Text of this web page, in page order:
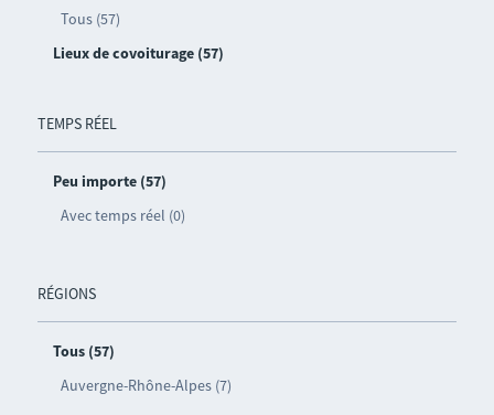
Tous (57)
Lieux de covoiturage (57)
TEMPS RÉEL
Peu importe (57)
Avec temps réel (0)
RÉGIONS
Tous (57)
Auvergne-Rhône-Alpes (7)